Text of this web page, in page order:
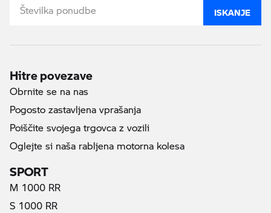
ISKANJE
Hitre povezave
Obrnite se na nas
Pogosto zastavljena vprašanja
Poiščite svojega trgovca z vozili
Oglejte si naša rabljena motorna kolesa
SPORT
M 1000 RR
S 1000 RR